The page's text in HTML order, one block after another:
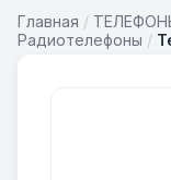
Главная /
Радиотелефоны /